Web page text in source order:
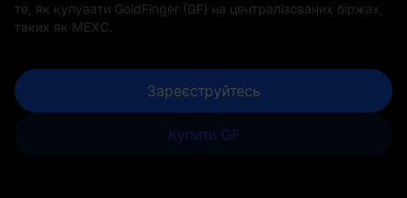
те, як купувати GoldFinger (GF) на централізованих біржах,
таких як MEXC.
Зареєструйтесь
Купити GF